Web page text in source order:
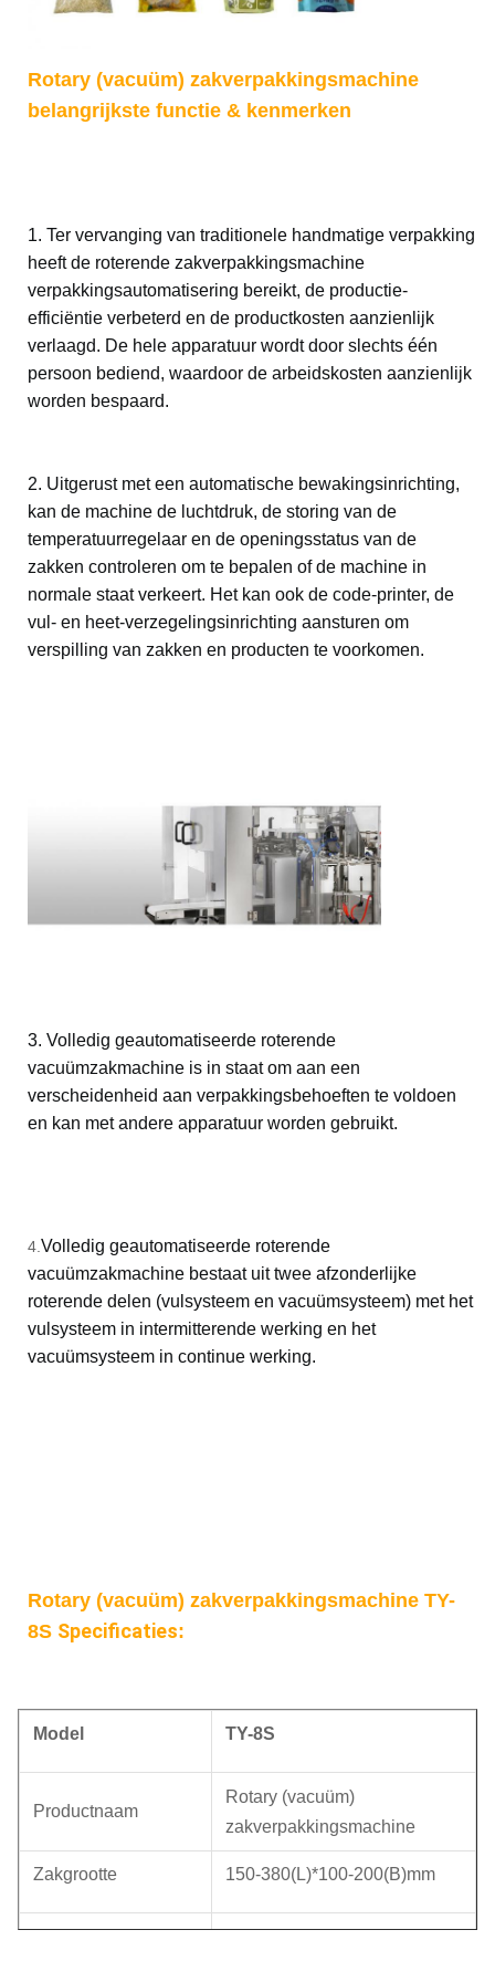
Rotary (vacuüm) zakverpakkingsmachine
belangrijkste functie & kenmerken
1. Ter vervanging van traditionele handmatige verpakking
heeft de roterende zakverpakkingsmachine
verpakkingsautomatisering bereikt, de productie-
efficiëntie verbeterd en de productkosten aanzienlijk
verlaagd. De hele apparatuur wordt door slechts één
persoon bediend, waardoor de arbeidskosten aanzienlijk
worden bespaard.
2. Uitgerust met een automatische bewakingsinrichting,
kan de machine de luchtdruk, de storing van de
temperatuurregelaar en de openingsstatus van de
zakken controleren om te bepalen of de machine in
normale staat verkeert. Het kan ook de code-printer, de
vul- en heet-verzegelingsinrichting aansturen om
verspilling van zakken en producten te voorkomen.
3. Volledig geautomatiseerde roterende
vacuümzakmachine is in staat om aan een
verscheidenheid aan verpakkingsbehoeften te voldoen
en kan met andere apparatuur worden gebruikt.
4.Volledig geautomatiseerde roterende
vacuümzakmachine bestaat uit twee afzonderlijke
roterende delen (vulsysteem en vacuümsysteem) met het
vulsysteem in intermitterende werking en het
vacuümsysteem in continue werking.
Rotary (vacuüm) zakverpakkingsmachine TY-
8S Specificaties:
Model TY-8S
Productnaam
Rotary (vacuüm)
zakverpakkingsmachine
Zakgrootte 150-380(L)*100-200(B)mm
platte zakken,